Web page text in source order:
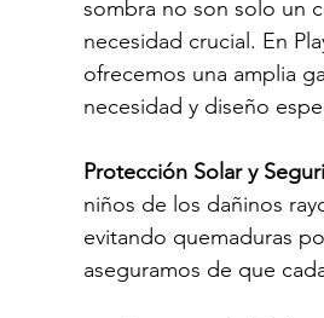
sombra no son solo un
necesidad crucial. En
ofrecemos una amplia
necesidad y diseño
Protección Solar y
niños de los dañinos
evitando quemaduras
aseguramos de que